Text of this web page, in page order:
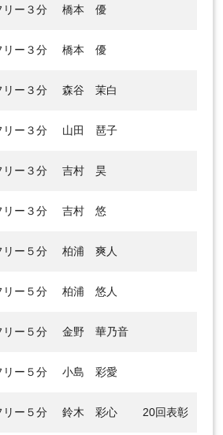
リー３分 橋本 優
リー３分 橋本 優
リー３分 森谷 茉白
リー３分 山田 琶子
リー３分 吉村 昊
リー３分 吉村 悠
リー５分 柏浦 爽人
リー５分 柏浦 悠人
リー５分 金野 華乃音
リー５分 小島 彩愛
リー５分 鈴木 彩心 20回表彰